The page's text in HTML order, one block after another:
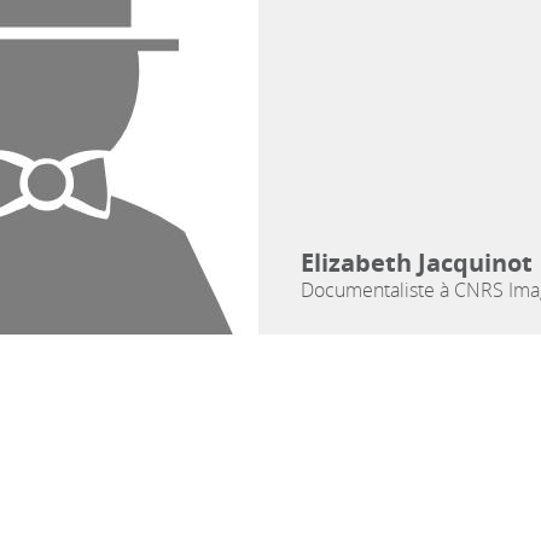
Elizabeth Jacquinot
Documentaliste à CNRS